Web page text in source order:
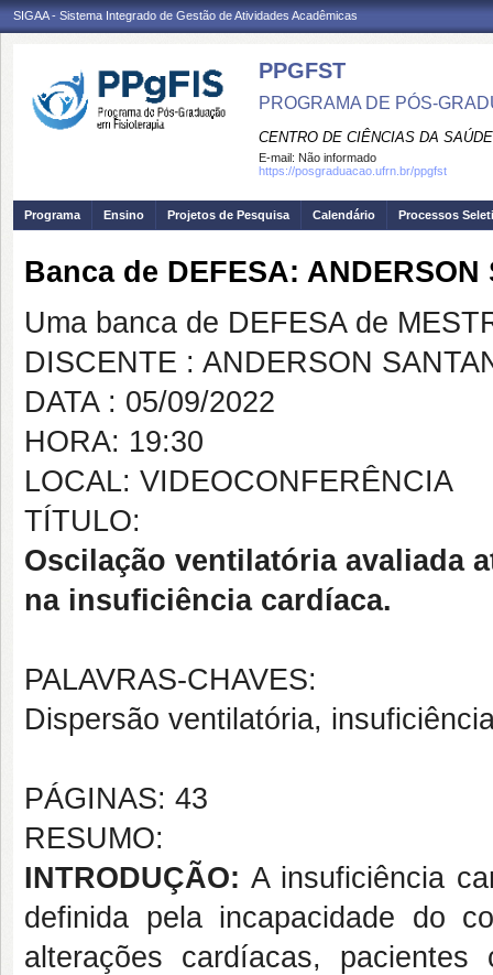
SIGAA - Sistema Integrado de Gestão de Atividades Acadêmicas
PPGFST
PROGRAMA DE PÓS-
CENTRO DE CIÊNCIAS DA SAÚDE
E-mail: Não informado
https://posgraduacao.ufrn.br/ppgfst
Programa Ensino Projetos de Pesquisa Calendário Processos
Banca de DEFESA: ANDERSON
Uma banca de DEFESA de
DISCENTE : ANDERSON
DATA : 05/09/2022
HORA: 19:30
LOCAL: VIDEOCONFERÊNCIA
TÍTULO:
Oscilação ventilatória avaliada
na insuficiência cardíaca.
PALAVRAS-CHAVES:
Dispersão ventilatória,
PÁGINAS: 43
RESUMO:
INTRODUÇÃO: A insuficiência
definida pela incapacidade do
alterações cardíacas,